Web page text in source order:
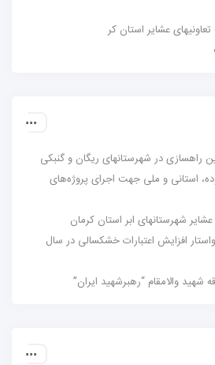
عشایر استان کر
راهسازی در شهرستانهای ریگان و گنبکی
استانی و ملی جهت اجرای پروژه‌های
شهرستانهای ابر استان کرمان
افزایش اعتبارات خشکسالی در سال
شهید والامقام “رهبرشهید ایران”